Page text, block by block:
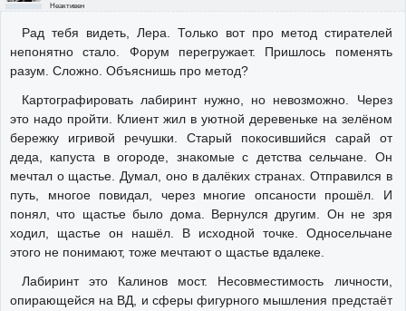
Неактивен
Рад тебя видеть, Лера. Только вот про метод стирателей
непонятно стало. Форум перегружает. Пришлось поменять
разум. Сложно. Объяснишь про метод?
Картографировать лабиринт нужно, но невозможно. Через
это надо пройти. Клиент жил в уютной деревеньке на зелёном
бережку игривой речушки. Старый покосившийся сарай от
деда, капуста в огороде, знакомые с детства сельчане. Он
мечтал о щастье. Думал, оно в далёких странах. Отправился в
путь, многое повидал, через многие опсаности прошёл. И
понял, что щастье было дома. Вернулся другим. Он не зря
ходил, щастье он нашёл. В исходной точке. Односельчане
этого не понимают, тоже мечтают о щастье вдалеке.
Лабиринт это Калинов мост. Несовместимость личности,
опирающейся на ВД, и сферы фигурного мышления предстаёт